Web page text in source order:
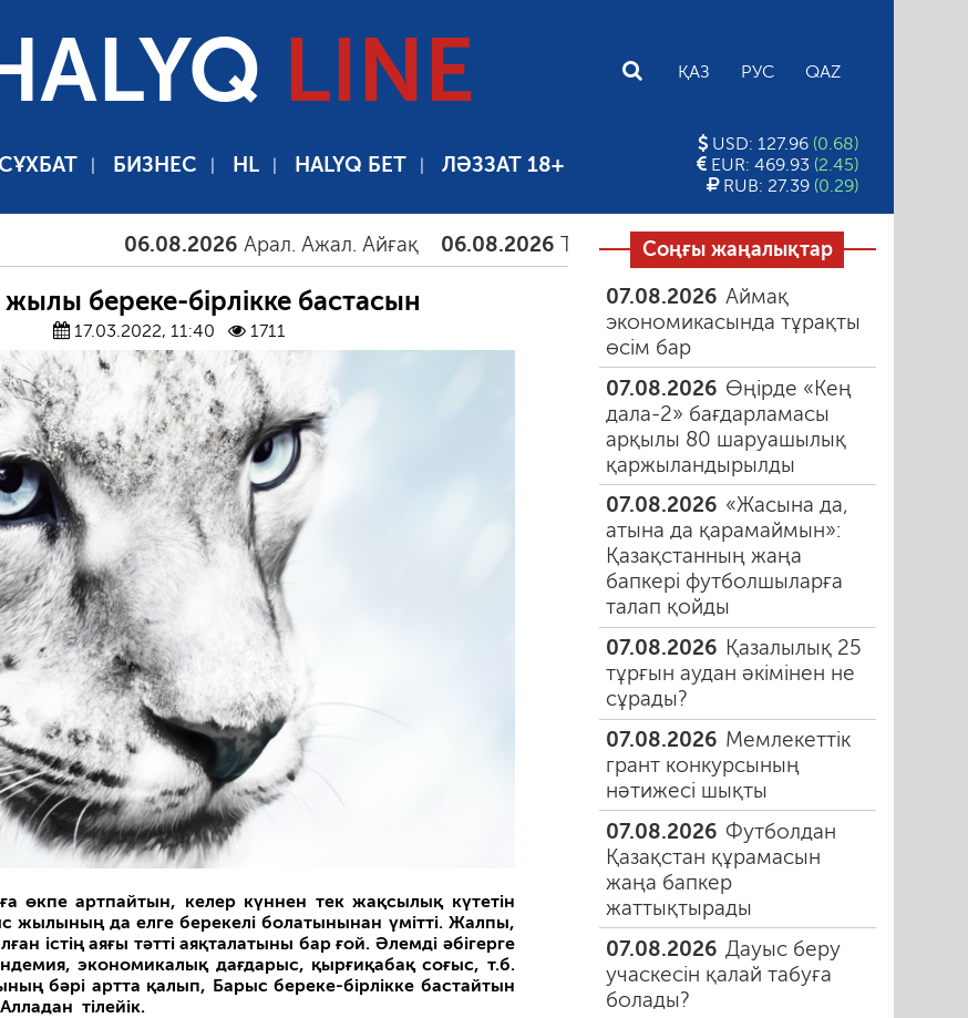
LINE ҚАЗ РУС QAZ
БИЗНЕС HL HALYQ БЕТ ЛӘЗЗАТ 18+
USD: 127.96 (0.68)
EUR: 469.93 (2.45)
RUB: 27.39 (0.29)
06.08.2026 Арал. Ажал. Айғақ 06.08.2026 Тамыздағы таңғы түтін 06.08.2026 Құмарлық
береке-бірлікке бастасын
17.03.2022, 11:40 1711
өкпе артпайтын, келер күннен тек жақсылық күтетін
жылының да елге берекелі болатынынан үмітті. Жалпы,
істің аяғы тәтті аяқталатыны бар ғой. Әлемді әбігерге
экономикалық дағдарыс, қырғиқабақ соғыс, т.б.
бәрі артта қалып, Барыс береке-бірлікке бастайтын
тілейік.
Соңғы жаңалықтар
07.08.2026 Аймақ
экономикасында тұрақты
өсім бар
07.08.2026 Өңірде «Кең
дала-2» бағдарламасы
арқылы 80 шаруашылық
қаржыландырылды
07.08.2026 «Жасына да,
атына да қарамаймын»:
Қазақстанның жаңа
бапкері футболшыларға
талап қойды
07.08.2026 Қазалылық 25
тұрғын аудан әкімінен не
сұрады?
07.08.2026 Мемлекеттік
грант конкурсының
нәтижесі шықты
07.08.2026 Футболдан
Қазақстан құрамасын
жаңа бапкер
жаттықтырады
07.08.2026 Дауыс беру
учаскесін қалай табуға
болады?